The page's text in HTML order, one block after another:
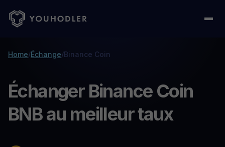
Home/Échange/Binance Coin
Échanger Binance Coin
BNB au meilleur taux